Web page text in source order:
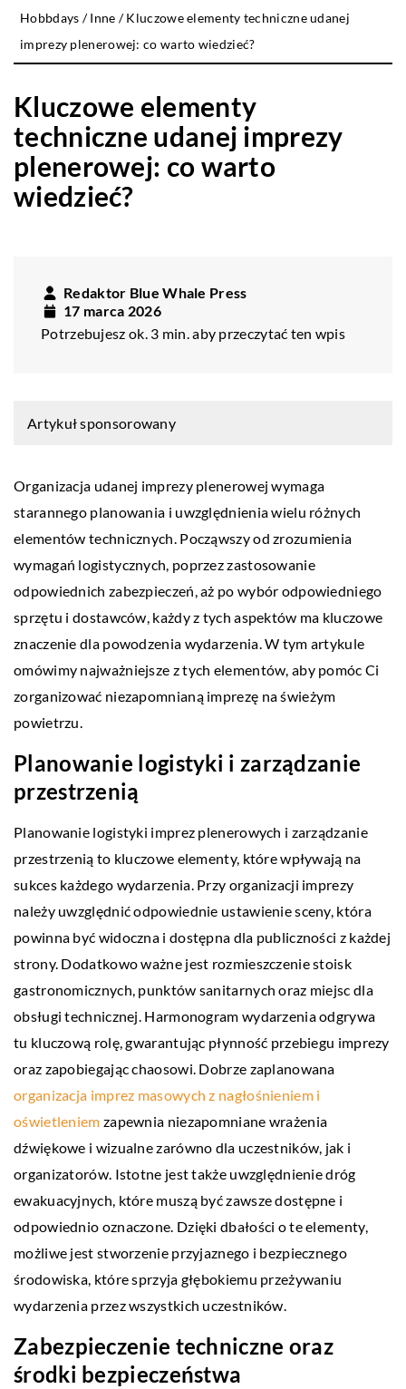
Hobbdays /Inne /Kluczowe elementy techniczne udanej
imprezy plenerowej: co warto wiedzieć?
Kluczowe elementy
techniczne udanej imprezy
plenerowej: co warto
wiedzieć?
Redaktor Blue Whale Press
17 marca 2026
Potrzebujesz ok. 3 min. aby przeczytać ten wpis
Artykuł sponsorowany
Organizacja udanej imprezy plenerowej wymaga
starannego planowania i uwzględnienia wielu różnych
elementów technicznych. Począwszy od zrozumienia
wymagań logistycznych, poprzez zastosowanie
odpowiednich zabezpieczeń, aż po wybór odpowiedniego
sprzętu i dostawców, każdy z tych aspektów ma kluczowe
znaczenie dla powodzenia wydarzenia. W tym artykule
omówimy najważniejsze z tych elementów, aby pomóc Ci
zorganizować niezapomnianą imprezę na świeżym
powietrzu.
Planowanie logistyki i zarządzanie
przestrzenią
Planowanie logistyki imprez plenerowych i zarządzanie
przestrzenią to kluczowe elementy, które wpływają na
sukces każdego wydarzenia. Przy organizacji imprezy
należy uwzględnić odpowiednie ustawienie sceny, która
powinna być widoczna i dostępna dla publiczności z każdej
strony. Dodatkowo ważne jest rozmieszczenie stoisk
gastronomicznych, punktów sanitarnych oraz miejsc dla
obsługi technicznej. Harmonogram wydarzenia odgrywa
tu kluczową rolę, gwarantując płynność przebiegu imprezy
oraz zapobiegając chaosowi. Dobrze zaplanowana
organizacja imprez masowych z nagłośnieniem i
oświetleniem zapewnia niezapomniane wrażenia
dźwiękowe i wizualne zarówno dla uczestników, jak i
organizatorów. Istotne jest także uwzględnienie dróg
ewakuacyjnych, które muszą być zawsze dostępne i
odpowiednio oznaczone. Dzięki dbałości o te elementy,
możliwe jest stworzenie przyjaznego i bezpiecznego
środowiska, które sprzyja głębokiemu przeżywaniu
wydarzenia przez wszystkich uczestników.
Zabezpieczenie techniczne oraz
środki bezpieczeństwa